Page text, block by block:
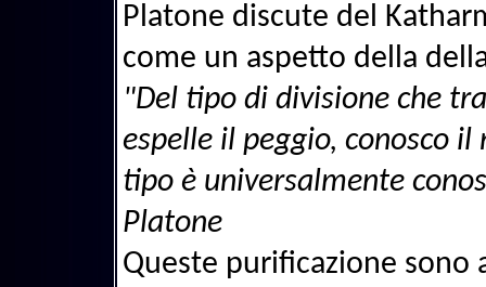
Platone discute del
come un aspetto della
"Del tipo di divisione che
espelle il peggio, conosco
tipo è universalmente
Platone
Queste purificazione sono